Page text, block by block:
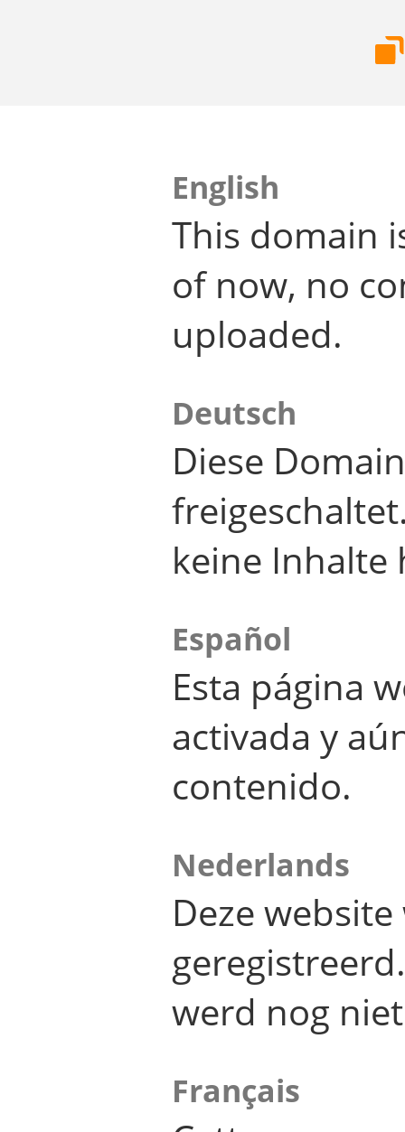
English
This domain
of now, no
uploaded.
Deutsch
Diese
keine Inhalte
Español
Esta página
activada y
contenido.
Nederlands
Deze
werd nog
Français